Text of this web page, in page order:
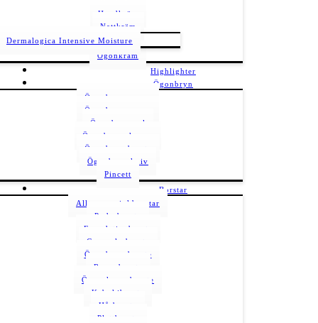
Handkräm
Nattkräm
Dermalogica Intensive Moisture
Ögonkräm
Highlighter
Ögonbryn
Ögonbrynsserum
Ögonbrynspenna
Ögonbrynsgel
Ögonbrynsskugga
Ögonbrynsborste
Ögonbrynskniv
Pincett
Borstar
Allt om sminkborstar
Puderborste
Foundationborste
Concealerborste
Ögonbrynsborste
Rougeborste
Ögonskuggsborste
Kabukiborste
Hårborste
Plattborste